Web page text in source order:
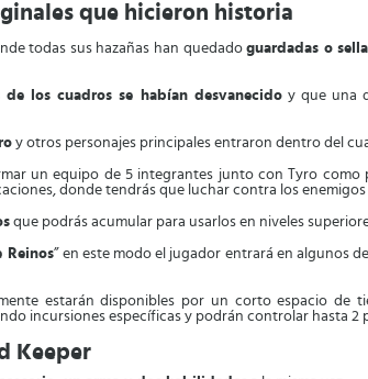
que hicieron historia
todas sus hazañas han quedadoguardadas o
de los cuadros se habían desvanecidoy que una
y otros personajes principales entraron dentro del
un equipo de 5 integrantes junto con Tyro como
donde tendrás que luchar contra los enemigos
que podrás acumular para usarlos en niveles
Reinos” en este modo el jugador entrará en algunos
estarán disponibles por un corto espacio de
incursiones específicas y podrán controlar hasta 2
Keeper